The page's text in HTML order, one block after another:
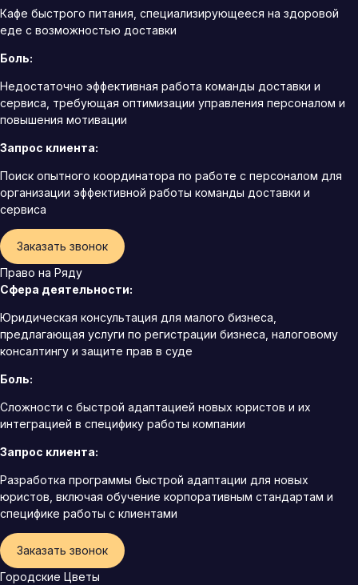
Кафе быстрого питания, специализирующееся на здоровой
еде с возможностью доставки
Боль:
Недостаточно эффективная работа команды доставки и
сервиса, требующая оптимизации управления персоналом и
повышения мотивации
Запрос клиента:
Поиск опытного координатора по работе с персоналом для
организации эффективной работы команды доставки и
сервиса
Заказать звонок
Право на Ряду
Сфера деятельности:
Юридическая консультация для малого бизнеса,
предлагающая услуги по регистрации бизнеса, налоговому
консалтингу и защите прав в суде
Боль:
Сложности с быстрой адаптацией новых юристов и их
интеграцией в специфику работы компании
Запрос клиента:
Разработка программы быстрой адаптации для новых
юристов, включая обучение корпоративным стандартам и
специфике работы с клиентами
Заказать звонок
Городские Цветы